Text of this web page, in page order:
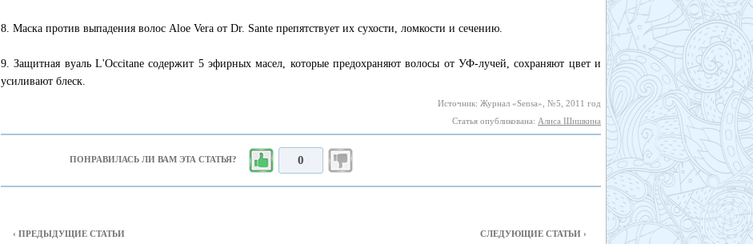
8. Маска против выпадения волос Aloe Vera от Dr. Sante препятствует их сухости, ломкости и сечению.
9. Защитная вуаль L'Occitane содержит 5 эфирных масел, которые предохраняют волосы от УФ-лучей, сохраняют цвет и
усиливают блеск.
Источник: Журнал «Sensa», №5, 2011 год
Статья опубликована: Алиса Шишкина
ПОНРАВИЛАСЬ ЛИ ВАМ ЭТА СТАТЬЯ? 0
‹ ПРЕДЫДУЩИЕ СТАТЬИ СЛЕДУЮЩИЕ СТАТЬИ ›